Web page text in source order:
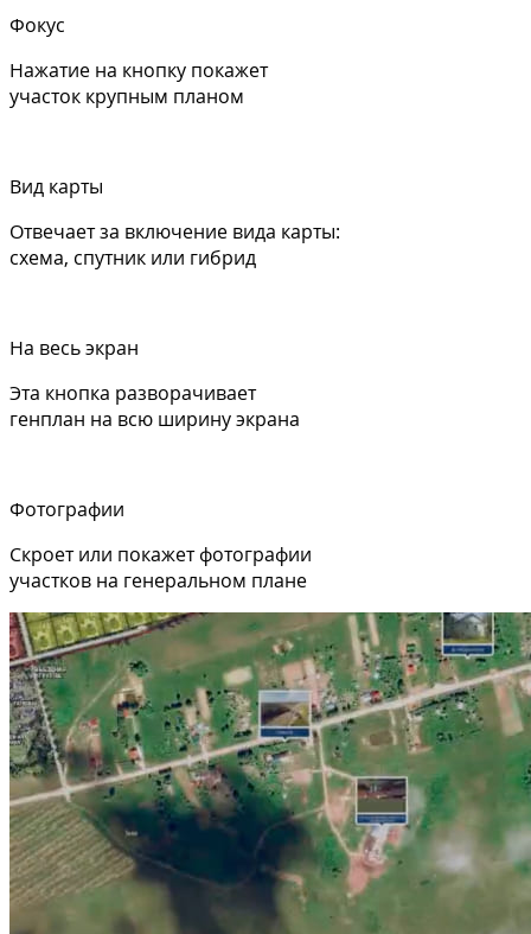
Фокус
Нажатие на кнопку покажет
участок крупным планом
Вид карты
Отвечает за включение вида карты:
схема, спутник или гибрид
На весь экран
Эта кнопка разворачивает
генплан на всю ширину экрана
Фотографии
Скроет или покажет фотографии
участков на генеральном плане